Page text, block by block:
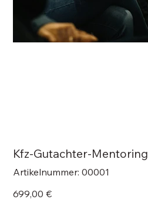
Kfz-Gutachter-Mentoring
Artikelnummer: Artikelnummer:
00001
00001
Preis
699,00 €